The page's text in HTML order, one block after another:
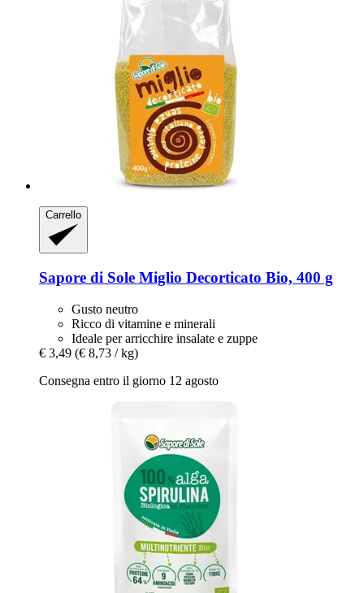
Carrello
Sapore di Sole Miglio Decorticato Bio, 400 g
Gusto neutro
Ricco di vitamine e minerali
Ideale per arricchire insalate e zuppe
€ 3,49 (€ 8,73 / kg)
Consegna entro il giorno 12 agosto